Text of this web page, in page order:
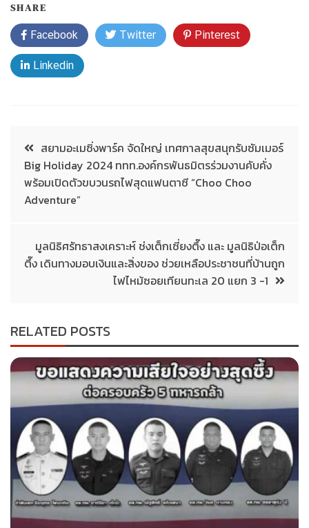
SHARE
Facebook Twitter Pinterest
Linkedin
สยามอะเมซิ่งพาร์ค จัดใหญ่ เทศกาลสุขสนุกรับซัมเมอร์
Big Holiday 2024 ททท.องค์กรพันธมิตรร่วมงานคับคั่ง
พร้อมเปิดตัวขบวนรถไฟสุดแฟนตาซี “Choo Choo
Adventure”
มูลนิธิศรัทธาสงเคราะห์ ช่งเต็กเซี่ยงตึ๊ง และ มูลนิธิป่อเต็ก
ตึ๊ง เดินทางมอบเงินและสิ่งของ ช่วยเหลือประชาชนที่บ้านถูก
ไฟไหม้ซอยเทียนทะเล 20 แยก 3 -1
RELATED POSTS